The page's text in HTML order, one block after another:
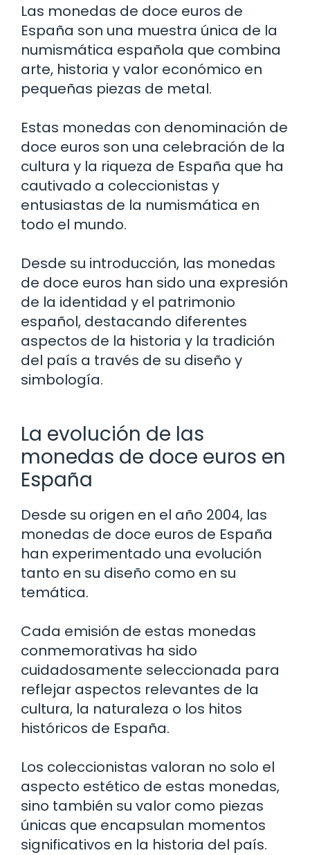
Las monedas de doce euros de
España son una muestra única de la
numismática española que combina
arte, historia y valor económico en
pequeñas piezas de metal.
Estas monedas con denominación de
doce euros son una celebración de la
cultura y la riqueza de España que ha
cautivado a coleccionistas y
entusiastas de la numismática en
todo el mundo.
Desde su introducción, las monedas
de doce euros han sido una expresión
de la identidad y el patrimonio
español, destacando diferentes
aspectos de la historia y la tradición
del país a través de su diseño y
simbología.
La evolución de las
monedas de doce euros en
España
Desde su origen en el año 2004, las
monedas de doce euros de España
han experimentado una evolución
tanto en su diseño como en su
temática.
Cada emisión de estas monedas
conmemorativas ha sido
cuidadosamente seleccionada para
reflejar aspectos relevantes de la
cultura, la naturaleza o los hitos
históricos de España.
Los coleccionistas valoran no solo el
aspecto estético de estas monedas,
sino también su valor como piezas
únicas que encapsulan momentos
significativos en la historia del país.